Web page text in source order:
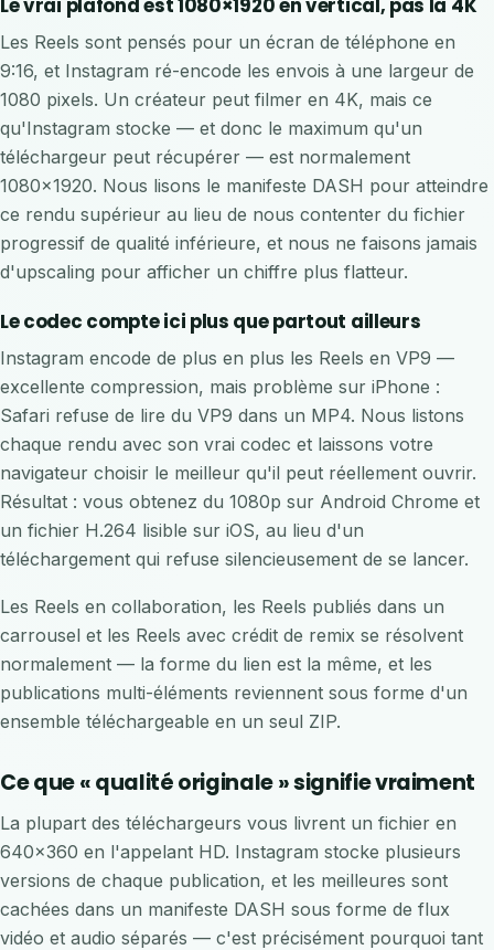
Le vrai plafond est 1080×1920 en vertical, pas la 4K
Les Reels sont pensés pour un écran de téléphone en
9:16, et Instagram ré-encode les envois à une largeur de
1080 pixels. Un créateur peut filmer en 4K, mais ce
qu'Instagram stocke — et donc le maximum qu'un
téléchargeur peut récupérer — est normalement
1080×1920. Nous lisons le manifeste DASH pour atteindre
ce rendu supérieur au lieu de nous contenter du fichier
progressif de qualité inférieure, et nous ne faisons jamais
d'upscaling pour afficher un chiffre plus flatteur.
Le codec compte ici plus que partout ailleurs
Instagram encode de plus en plus les Reels en VP9 —
excellente compression, mais problème sur iPhone :
Safari refuse de lire du VP9 dans un MP4. Nous listons
chaque rendu avec son vrai codec et laissons votre
navigateur choisir le meilleur qu'il peut réellement ouvrir.
Résultat : vous obtenez du 1080p sur Android Chrome et
un fichier H.264 lisible sur iOS, au lieu d'un
téléchargement qui refuse silencieusement de se lancer.
Les Reels en collaboration, les Reels publiés dans un
carrousel et les Reels avec crédit de remix se résolvent
normalement — la forme du lien est la même, et les
publications multi-éléments reviennent sous forme d'un
ensemble téléchargeable en un seul ZIP.
Ce que « qualité originale » signifie vraiment
La plupart des téléchargeurs vous livrent un fichier en
640×360 en l'appelant HD. Instagram stocke plusieurs
versions de chaque publication, et les meilleures sont
cachées dans un manifeste DASH sous forme de flux
vidéo et audio séparés — c'est précisément pourquoi tant